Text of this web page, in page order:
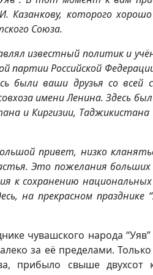
Казанкову, которого
Союза.
известный политик и
партии Российской
были ваши друзья со
имени Ленина. Здесь
и Киргизии,
привет, низко
Это пожелания
сохранению национальных
на прекрасном празднике
чувашского народа
за её пределами.
прибыло свыше двухсот